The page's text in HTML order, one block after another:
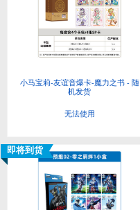
小马宝莉-友谊音爆卡-魔力之书 - 随
机发货
无法使用
即将到货